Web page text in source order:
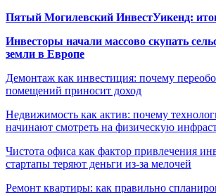
Пятый Могилевский ИнвестУикенд:
Инвесторы начали массово скупать
земли в Европе
Демонтаж как инвестиция: почему
помещений приносит доход
Недвижимость как актив: почему
начинают смотреть на физическую
Чистота офиса как фактор привлечения
стартапы теряют деньги из-за мелочей
Ремонт квартиры: как правильно